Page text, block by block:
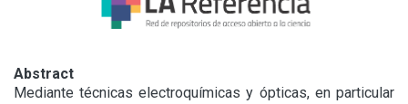
Abstract
Mediante técnicas electroquímicas y ópticas, en particular